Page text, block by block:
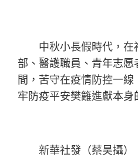
中秋小長假時代，在
部、醫護職員、青年志
間，苦守在疫情防控一
牢防疫平安樊籬進獻本身
新華社發（蔡昊攝）